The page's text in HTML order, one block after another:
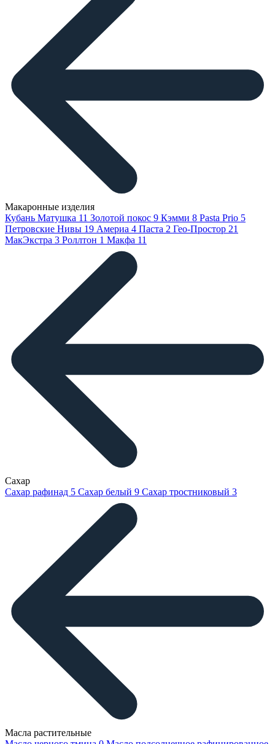
Макаронные изделия
Кубань Матушка 11 Золотой покос 9 Кэмми 8 Pasta Prio 5
Петровские Нивы 19 Америа 4 Паста 2 Гео-Простор 21
МакЭкстра 3 Роллтон 1 Макфа 11
Сахар
Сахар рафинад 5 Сахар белый 9 Сахар тростниковый 3
Масла растительные